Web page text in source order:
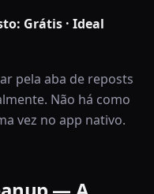
Grátis · Ideal
pela aba de reposts
Não há como
vez no app nativo.